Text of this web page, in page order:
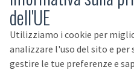
dell'UE
Utilizziamo i cookie per
analizzare l'uso del sito e per
gestire le tue preferenze e